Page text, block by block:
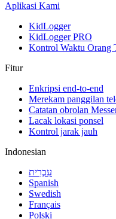
Aplikasi Kami
KidLogger
KidLogger PRO
Kontrol Waktu Orang
Fitur
Enkripsi end-to-end
Merekam panggilan
Catatan obrolan
Lacak lokasi ponsel
Kontrol jarak jauh
Indonesian
עִבְרִית
Spanish
Swedish
Français
Polski